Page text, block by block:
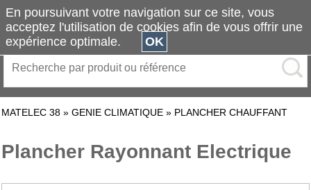
MATELEC 38 » GENIE CLIMATIQUE » PLANCHER CHAUFFANT
Plancher Rayonnant Electrique
En poursuivant votre navigation sur ce site, vous
acceptez l'utilisation de cookies afin de vous offrir une
expérience optimale.
OK